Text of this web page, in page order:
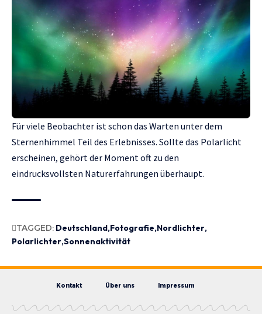
Für viele Beobachter ist schon das Warten unter dem
Sternenhimmel Teil des Erlebnisses. Sollte das Polarlicht
erscheinen, gehört der Moment oft zu den
eindrucksvollsten Naturerfahrungen überhaupt.
TAGGED: Deutschland Fotografie Nordlichter
Polarlichter Sonnenaktivität
Kontakt Über uns Impressum